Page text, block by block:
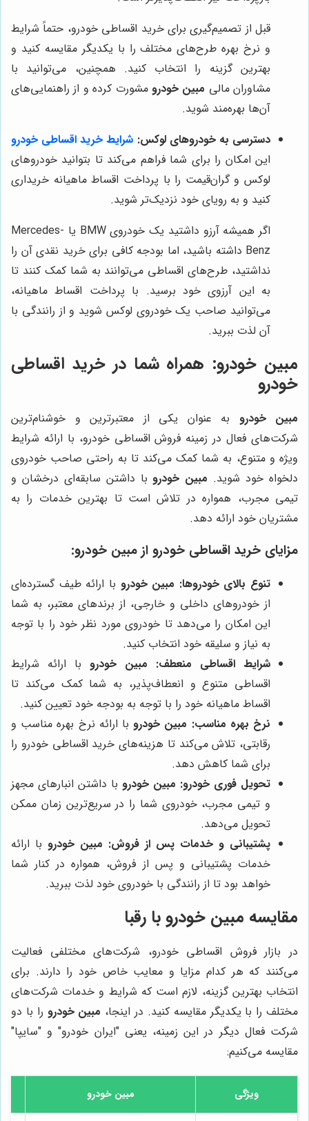
قبل از تصمیم‌گیری برای خرید اقساطی خودرو، حتماً شرایط
و نرخ بهره طرح‌های مختلف را با یکدیگر مقایسه کنید و
بهترین گزینه را انتخاب کنید. همچنین، می‌توانید با
مشاوران مالی مبین خودرو مشورت کرده و از راهنمایی‌های
آن‌ها بهره‌مند شوید.
دسترسی به خودروهای لوکس: شرایط خرید اقساطی خودرو
این امکان را برای شما فراهم می‌کند تا بتوانید خودروهای
لوکس و گران‌قیمت را با پرداخت اقساط ماهیانه خریداری
کنید و به رویای خود نزدیک‌تر شوید.
اگر همیشه آرزو داشتید یک خودروی BMW یا Mercedes-
Benz داشته باشید، اما بودجه کافی برای خرید نقدی آن را
نداشتید، طرح‌های اقساطی می‌توانند به شما کمک کنند تا
به این آرزوی خود برسید. با پرداخت اقساط ماهیانه،
می‌توانید صاحب یک خودروی لوکس شوید و از رانندگی با
آن لذت ببرید.
مبین خودرو: همراه شما در خرید اقساطی
خودرو
مبین خودرو به عنوان یکی از معتبرترین و خوشنام‌ترین
شرکت‌های فعال در زمینه فروش اقساطی خودرو، با ارائه شرایط
ویژه و متنوع، به شما کمک می‌کند تا به راحتی صاحب خودروی
دلخواه خود شوید. مبین خودرو با داشتن سابقه‌ای درخشان و
تیمی مجرب، همواره در تلاش است تا بهترین خدمات را به
مشتریان خود ارائه دهد.
مزایای خرید اقساطی خودرو ازمبین خودرو:
تنوع بالای خودروها: مبین خودرو با ارائه طیف گسترده‌ای
از خودروهای داخلی و خارجی، از برندهای معتبر، به شما
این امکان را می‌دهد تا خودروی مورد نظر خود را با توجه
به نیاز و سلیقه خود انتخاب کنید.
شرایط اقساطی منعطف: مبین خودرو با ارائه شرایط
اقساطی متنوع و انعطاف‌پذیر، به شما کمک می‌کند تا
اقساط ماهیانه خود را با توجه به بودجه خود تعیین کنید.
نرخ بهره مناسب: مبین خودروبا ارائه نرخ بهره مناسب و
رقابتی، تلاش می‌کند تا هزینه‌های خرید اقساطی خودرو را
برای شما کاهش دهد.
تحویل فوری خودرو: مبین خودرو با داشتن انبارهای مجهز
و تیمی مجرب، خودروی شما را در سریع‌ترین زمان ممکن
تحویل می‌دهد.
پشتیبانی و خدمات پس از فروش: مبین خودرو با ارائه
خدمات پشتیبانی و پس از فروش، همواره در کنار شما
خواهد بود تا از رانندگی با خودروی خود لذت ببرید.
مقایسه مبین خودرو با رقبا
در بازار فروش اقساطی خودرو، شرکت‌های مختلفی فعالیت
می‌کنند که هر کدام مزایا و معایب خاص خود را دارند. برای
انتخاب بهترین گزینه، لازم است که شرایط و خدمات شرکت‌های
مختلف را با یکدیگر مقایسه کنید. در اینجا، مبین خودرو را با دو
شرکت فعال دیگر در این زمینه، یعنی "ایران خودرو" و "سایپا"
مقایسه می‌کنیم:
ویژگی مبین خودرو